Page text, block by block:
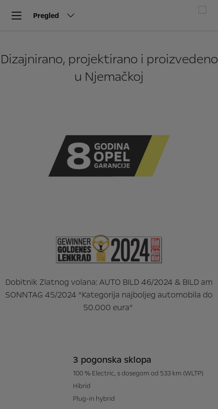
Pregled
Dizajnirano, projektirano i proizvedeno
u Njemačkoj
Dobitnik Zlatnog volana: AUTO BILD 46/2024 & BILD am
SONNTAG 45/2024 “Kategorija najboljeg automobila do
50.000 eura”
3 pogonska sklopa
100 % Electric, s dosegom od 533 km (WLTP)
Hibrid
Plug-in hybrid